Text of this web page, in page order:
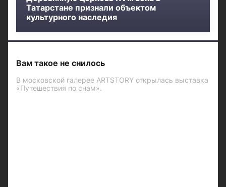
Татарстане признали объектом
культурного наследия
Вам такое не снилось
В московской галерее ARTSTORY открылась выставка
«Путешествия по снам».